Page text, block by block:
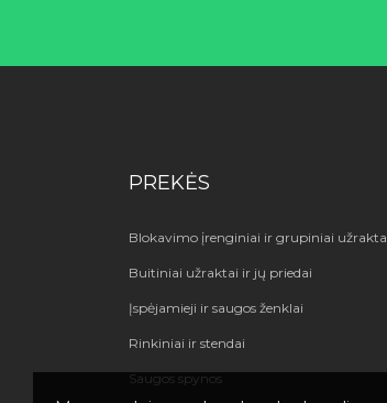
PREKĖS
Blokavimo įrenginiai ir grupiniai
Buitiniai užraktai ir jų priedai
Įspėjamieji ir saugos ženklai
Rinkiniai ir stendai
Saugos spynos